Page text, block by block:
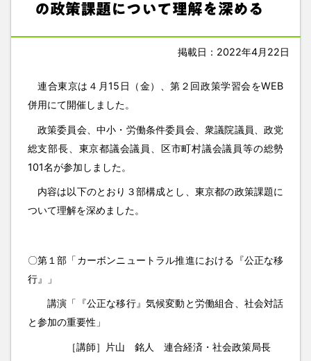
の政策課題について理解を深める
掲載日：2022年4月22日
連合東京は４月15日（金）、第２回政策学習会をWEB
併用にて開催しました。
政策委員会、中小・労働条件委員会、衆議院議員、政党
総支部長、東京都議会議員、区市町村議会議員等の総勢
101名が参加しました。
内容は以下のとおり３部構成とし、東京都の政策課題に
ついて理解を深めました。
〇第１部「カーボンニュートラル推進における『公正な移
行』」
講演「『公正な移行』気候変動と労働組合、社会対話
と参加の重要性」
［講師］片山 銘人 連合経済・社会政策局長